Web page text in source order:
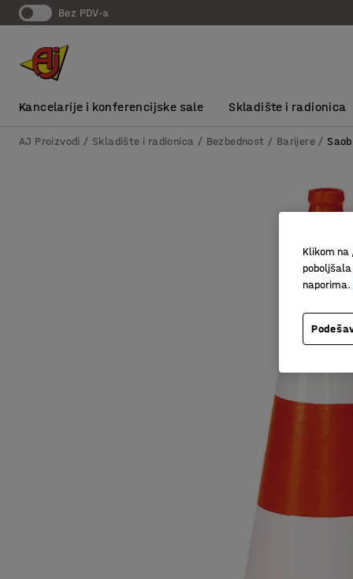
bez PDV-a
Kancelarije i konferencijske sale Skladište i radionica
AJ Proizvodi Skladište i radionica Bezbednost Barijere
Klikom na
naporima.